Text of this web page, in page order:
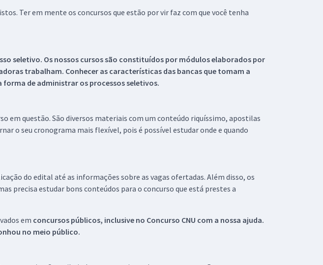
Ter em mente os concursos que estão por vir faz com que você tenha
seletivo. Os nossos cursos são constituídos por módulos elaborados por
trabalham. Conhecer as características das bancas que tomam a
de administrar os processos seletivos.
em questão. São diversos materiais com um conteúdo riquíssimo, apostilas
o seu cronograma mais flexível, pois é possível estudar onde e quando
do edital até as informações sobre as vagas ofertadas. Além disso, os
precisa estudar bons conteúdos para o concurso que está prestes a
em concursos públicos, inclusive no Concurso CNU com a nossa ajuda.
no meio público.